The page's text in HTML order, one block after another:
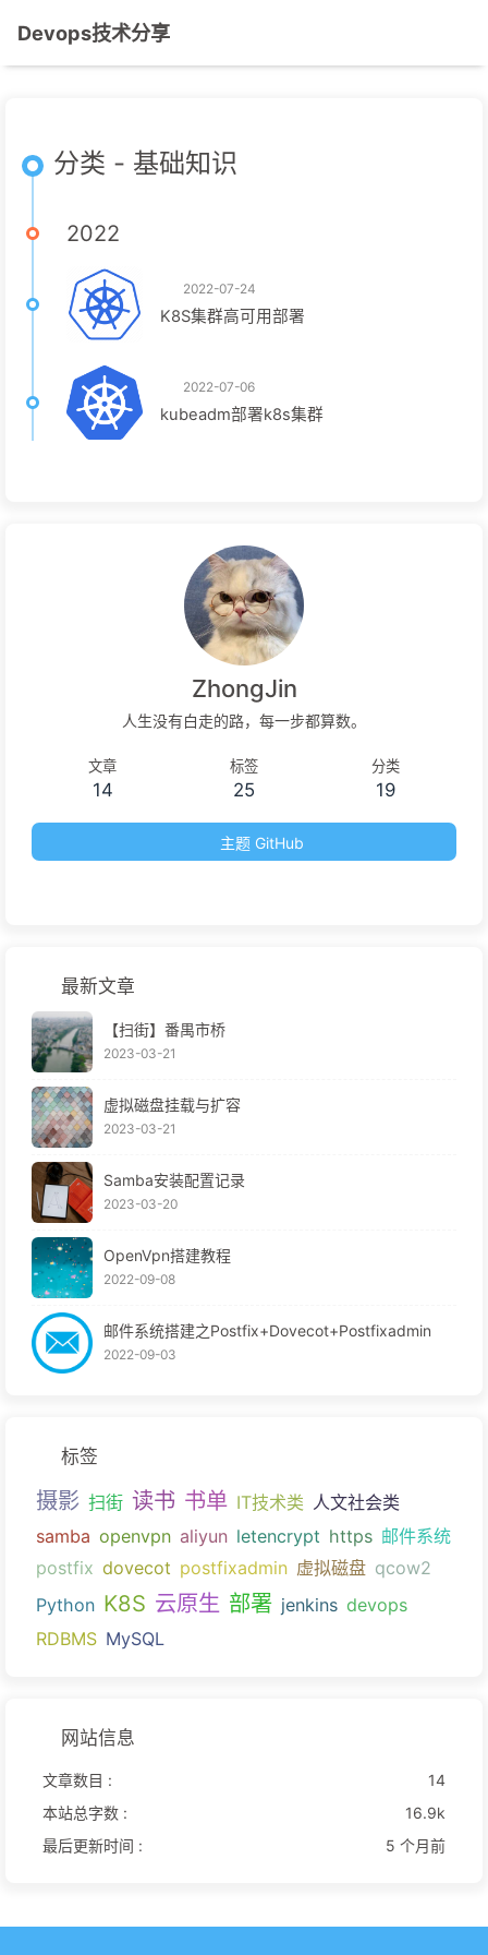
Devops技术分享
分类 - 基础知识
2022
2022-07-24
K8S集群高可用部署
2022-07-06
kubeadm部署k8s集群
ZhongJin
人生没有白走的路，每一步都算数。
文章
14
标签
25
分类
19
主题 GitHub
最新文章
【扫街】番禺市桥
2023-03-21
虚拟磁盘挂载与扩容
2023-03-21
Samba安装配置记录
2023-03-20
OpenVpn搭建教程
2022-09-08
邮件系统搭建之Postfix+Dovecot+Postfixadmin
2022-09-03
标签
摄影 扫街 读书 书单 IT技术类 人文社会类
samba openvpn aliyun letencrypt https 邮件系统
postfix dovecot postfixadmin 虚拟磁盘 qcow2
Python K8S 云原生 部署 jenkins devops
RDBMS MySQL
网站信息
文章数目 :
14
本站总字数 :
16.9k
最后更新时间 :
5 个月前